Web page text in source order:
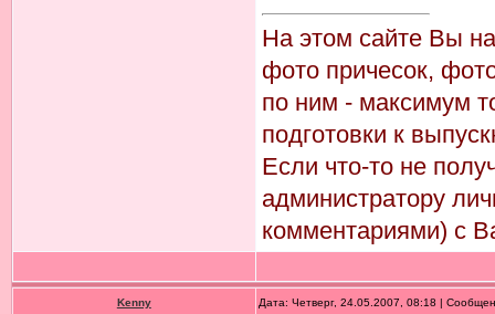
На этом сайте Вы
фото причесок,
по ним - максимум
подготовки к
Если что-то не
администратору
комментариями) с
Kenny Дата: Четверг, 24.05.2007, 08:18 |